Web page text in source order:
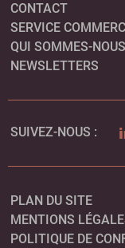
CONTACT
SERVICE
QUI SOMMES-
NEWSLETTERS
SUIVEZ-NOUS :
PLAN DU SITE
MENTIONS
POLITIQUE DE